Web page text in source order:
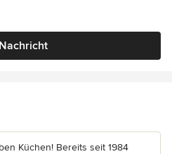
Nachricht
Küchen! Bereits seit 1984